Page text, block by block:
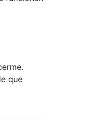
que